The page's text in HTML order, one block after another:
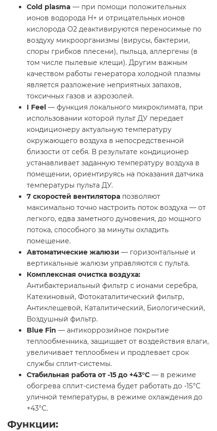
Cold plasma — при помощи положительных
ионов водорода H+ и отрицательных ионов
кислорода O2 деактивируются переносимые по
воздуху микроорганизмы (вирусы, бактерии,
споры грибков плесени), пыльца, аллергены (в
том числе пылевые клещи). Другим важным
качеством работы генератора холодной плазмы
является разложение неприятных запахов,
токсичных газов и аэрозолей.
I Feel — функция локального микроклимата, при
использовании которой пульт ДУ передает
кондиционеру актуальную температуру
окружающего воздуха в непосредственной
близости от себя. В результате кондиционер
устанавливает заданную температуру воздуха в
помещении, ориентируясь на показания датчика
температуры пульта ДУ.
7 скоростей вентилятора позволяют
максимально точно настроить поток воздуха — от
легкого, едва заметного дуновения, до мощного
потока, способного за минуты охладить
помещение.
Автоматические жалюзи — горизонтальные и
вертикальные жалюзи управляются с пульта.
Комплексная очистка воздуха:
Антибактериальный фильтр с ионами серебра,
Катехиновый, Фотокаталитический фильтр,
Антиклещевой, Каталитический, Биологический,
Воздушный фильтр.
Blue Fin — антикоррозийное покрытие
теплообменника, защищает от воздействия влаги,
увеличивает теплообмен и продлевает срок
службы сплит-системы.
Стабильная работа от -15 до +43°C — в режиме
обогрева сплит-система будет работать до -15°C
уличной температуры, в режиме охлаждения до
+43°C.
Функции: